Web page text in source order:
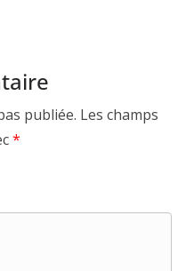
publiée. Les champs
*